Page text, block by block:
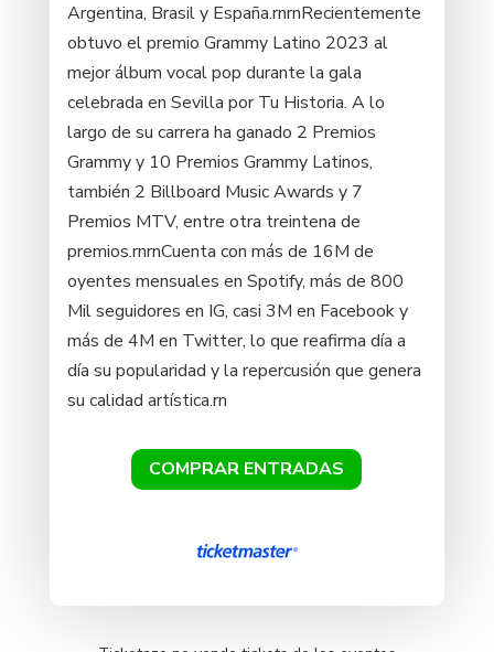
Argentina, Brasil y España.rnrnRecientemente
obtuvo el premio Grammy Latino 2023 al
mejor álbum vocal pop durante la gala
celebrada en Sevilla por Tu Historia. A lo
largo de su carrera ha ganado 2 Premios
Grammy y 10 Premios Grammy Latinos,
también 2 Billboard Music Awards y 7
Premios MTV, entre otra treintena de
premios.rnrnCuenta con más de 16M de
oyentes mensuales en Spotify, más de 800
Mil seguidores en IG, casi 3M en Facebook y
más de 4M en Twitter, lo que reafirma día a
día su popularidad y la repercusión que genera
su calidad artística.rn
COMPRAR ENTRADAS